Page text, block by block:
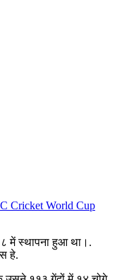
Cricket World Cup
में स्थापना हुआ था।.
हे.